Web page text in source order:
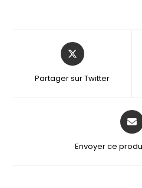
Partager sur Twitter
Envoyer ce